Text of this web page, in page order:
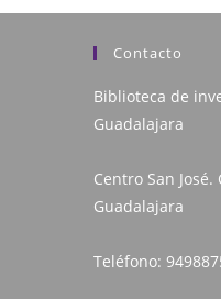
Contacto
Biblioteca de
Guadalajara
Centro San
Guadalajara
Teléfono: